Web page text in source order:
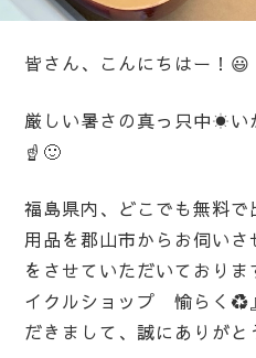
皆さん、こんにちはー！😃
厳しい暑さの真っ只中☀️い
☝️🙂
福島県内、どこでも無料
用品を郡山市からお伺い
をさせていただいており
イクルショップ 愉らく♻️
だきまして、誠にありがと